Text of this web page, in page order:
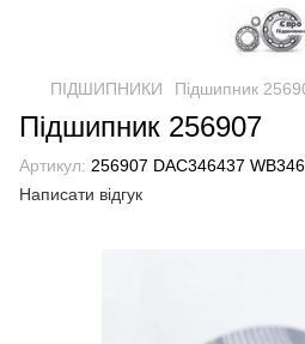
ПІДШИПНИКИ Підшипник
Підшипник 256907
Артикул: 256907 DAC346437
Написати відгук